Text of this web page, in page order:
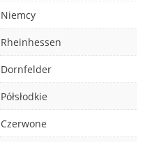
Niemcy
Rheinhessen
Dornfelder
Półsłodkie
Czerwone